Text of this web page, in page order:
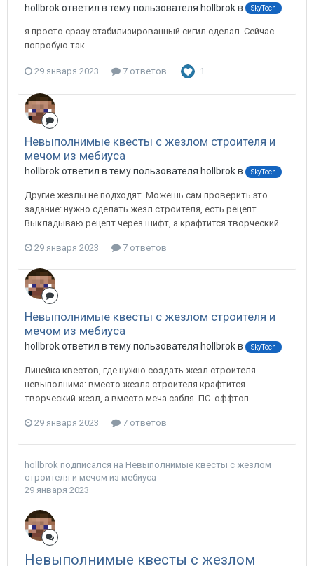
hollbrok ответил в тему пользователя hollbrok в SkyTech
я просто сразу стабилизированный сигил сделал. Сейчас
попробую так
29 января 2023 7 ответов 1
Невыполнимые квесты с жезлом строителя и
мечом из мебиуса
hollbrok ответил в тему пользователя hollbrok в SkyTech
Другие жезлы не подходят. Можешь сам проверить это
задание: нужно сделать жезл строителя, есть рецепт.
Выкладываю рецепт через шифт, а крафтится творческий...
29 января 2023 7 ответов
Невыполнимые квесты с жезлом строителя и
мечом из мебиуса
hollbrok ответил в тему пользователя hollbrok в SkyTech
Линейка квестов, где нужно создать жезл строителя
невыполнима: вместо жезла строителя крафтится
творческий жезл, а вместо меча сабля. ПС. оффтоп...
29 января 2023 7 ответов
hollbrok подписался на Невыполнимые квесты с жезлом
строителя и мечом из мебиуса
29 января 2023
Невыполнимые квесты с жезлом